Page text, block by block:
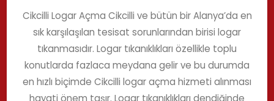
Cikcilli Logar Açma Cikcilli ve bütün bir Alanya’da en
sık karşılaşılan tesisat sorunlarından birisi logar
tıkanmasıdır. Logar tıkanıklıkları özellikle toplu
konutlarda fazlaca meydana gelir ve bu durumda
en hızlı biçimde Cikcilli logar açma hizmeti alınması
hayati önem taşır. Logar tıkanıklıkları dendiğinde